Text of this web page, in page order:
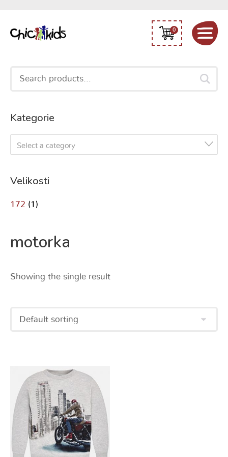
0
Search
Kategorie
Select a category
Velikosti
172 (1)
motorka
Showing the single result